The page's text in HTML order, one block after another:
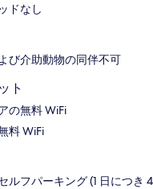
ドなし
び介助動物の同伴不可
ト
の無料 WiFi
料 WiFi
ルフパーキング (1 日につき